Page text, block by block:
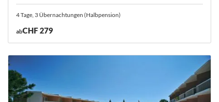
4 Tage, 3 Übernachtungen (Halbpension)
abCHF 279